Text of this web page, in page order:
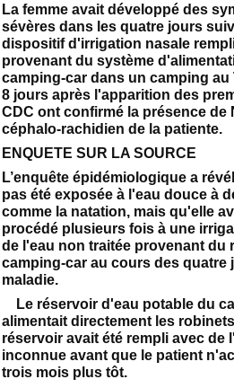
La femme avait développé des
sévères dans les quatre jours
dispositif d'irrigation nasale
provenant du système
camping-car dans un camping au
8 jours après l'apparition des
CDC ont confirmé la présence de
céphalo-rachidien de la patiente.
ENQUETE SUR LA SOURCE
L’enquête épidémiologique a
pas été exposée à l'eau douce à
comme la natation, mais qu'elle
procédé plusieurs fois à une
de l'eau non traitée provenant du
camping-car au cours des quatre
maladie.
Le réservoir d'eau potable du
alimentait directement les
réservoir avait été rempli avec de
inconnue avant que le patient
trois mois plus tôt.